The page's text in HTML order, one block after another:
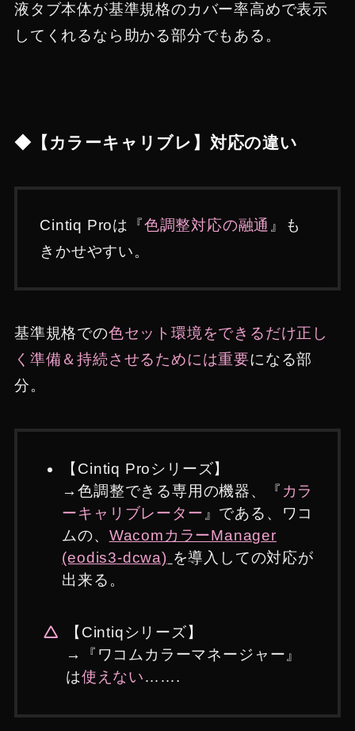
液タブ本体が基準規格のカバー率高めで表示
してくれるなら助かる部分でもある。
◆【カラーキャリブレ】対応の違い
Cintiq Proは『色調整対応の融通 』も
きかせやすい。
基準規格での色セット環境をできるだけ正し
く準備＆持続させるためには重要になる部
分。
【Cintiq Proシリーズ】
→色調整できる専用の機器、『 カラ
ーキャリブレーター 』である、ワコ
ムの、 WacomカラーManager
(eodis3-dcwa) を導入しての対応が
出来る。
【Cintiqシリーズ】
→『ワコムカラーマネージャー』
は使えない…….